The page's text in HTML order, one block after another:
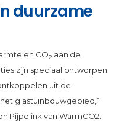
duurzame
en CO2 aan de
zijn speciaal ontworpen
uit de
glastuinbouwgebied,”
Pijpelink van WarmCO2.